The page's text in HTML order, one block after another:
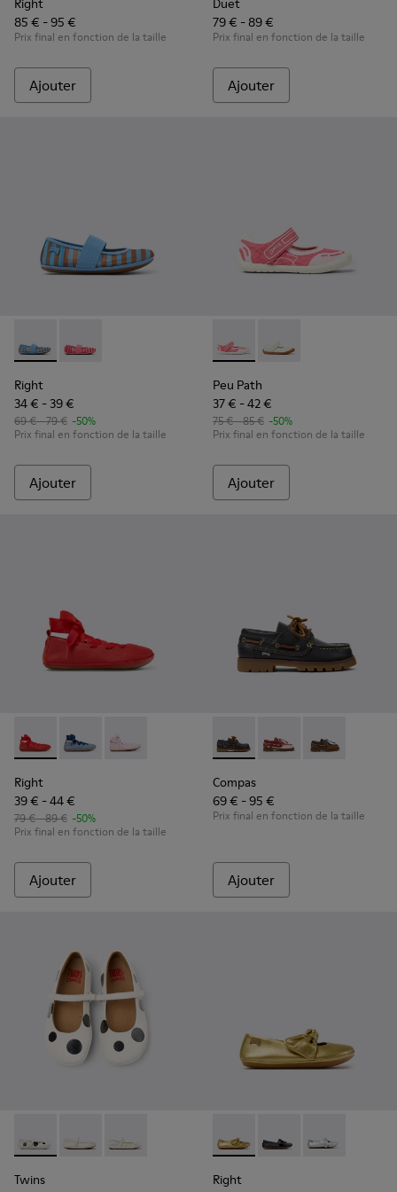
Right
85 € - 95 €
Prix final en fonction de la taille
Ajouter
Duet
79 € - 89 €
Prix final en fonction de la taille
Ajouter
Right - K800696-002 - Ballerines en textile et cuir bleues
Right - K800696-001 - Ballerines roses en textile et
Right
34 € - 39 €
69 € - 79 € -50%
Prix final en fonction de la taille
Ajouter
Peu Path - K800692-002 -
Peu Path -
Peu Path
37 € - 42 €
75 € - 85 € -50%
Prix final en fonction de la taille
Ajouter
Right - K800674-003 - Ballerines en cuir rouge pour
Right - K800674-002 - Ballerines en cuir bleu pour
Right - K800674-001 - Ballerines en cuir
Right
39 € - 44 €
79 € - 89 € -50%
Prix final en fonction de la taille
Ajouter
Compas - K800416-001 -
Compas - K800416-
Compas -
Compas
69 € - 95 €
Prix final en fonction de la taille
Ajouter
Twins - K800486-011 - Ballerines pour enfants en cuir blanc
Twins - K800486-007 - Ballerines en cuir blanc pour
Twins - K800486-005 - Babies en cuir blanc
Twins
Right - K800702-004 -
Right - K800702-
Right -
Right